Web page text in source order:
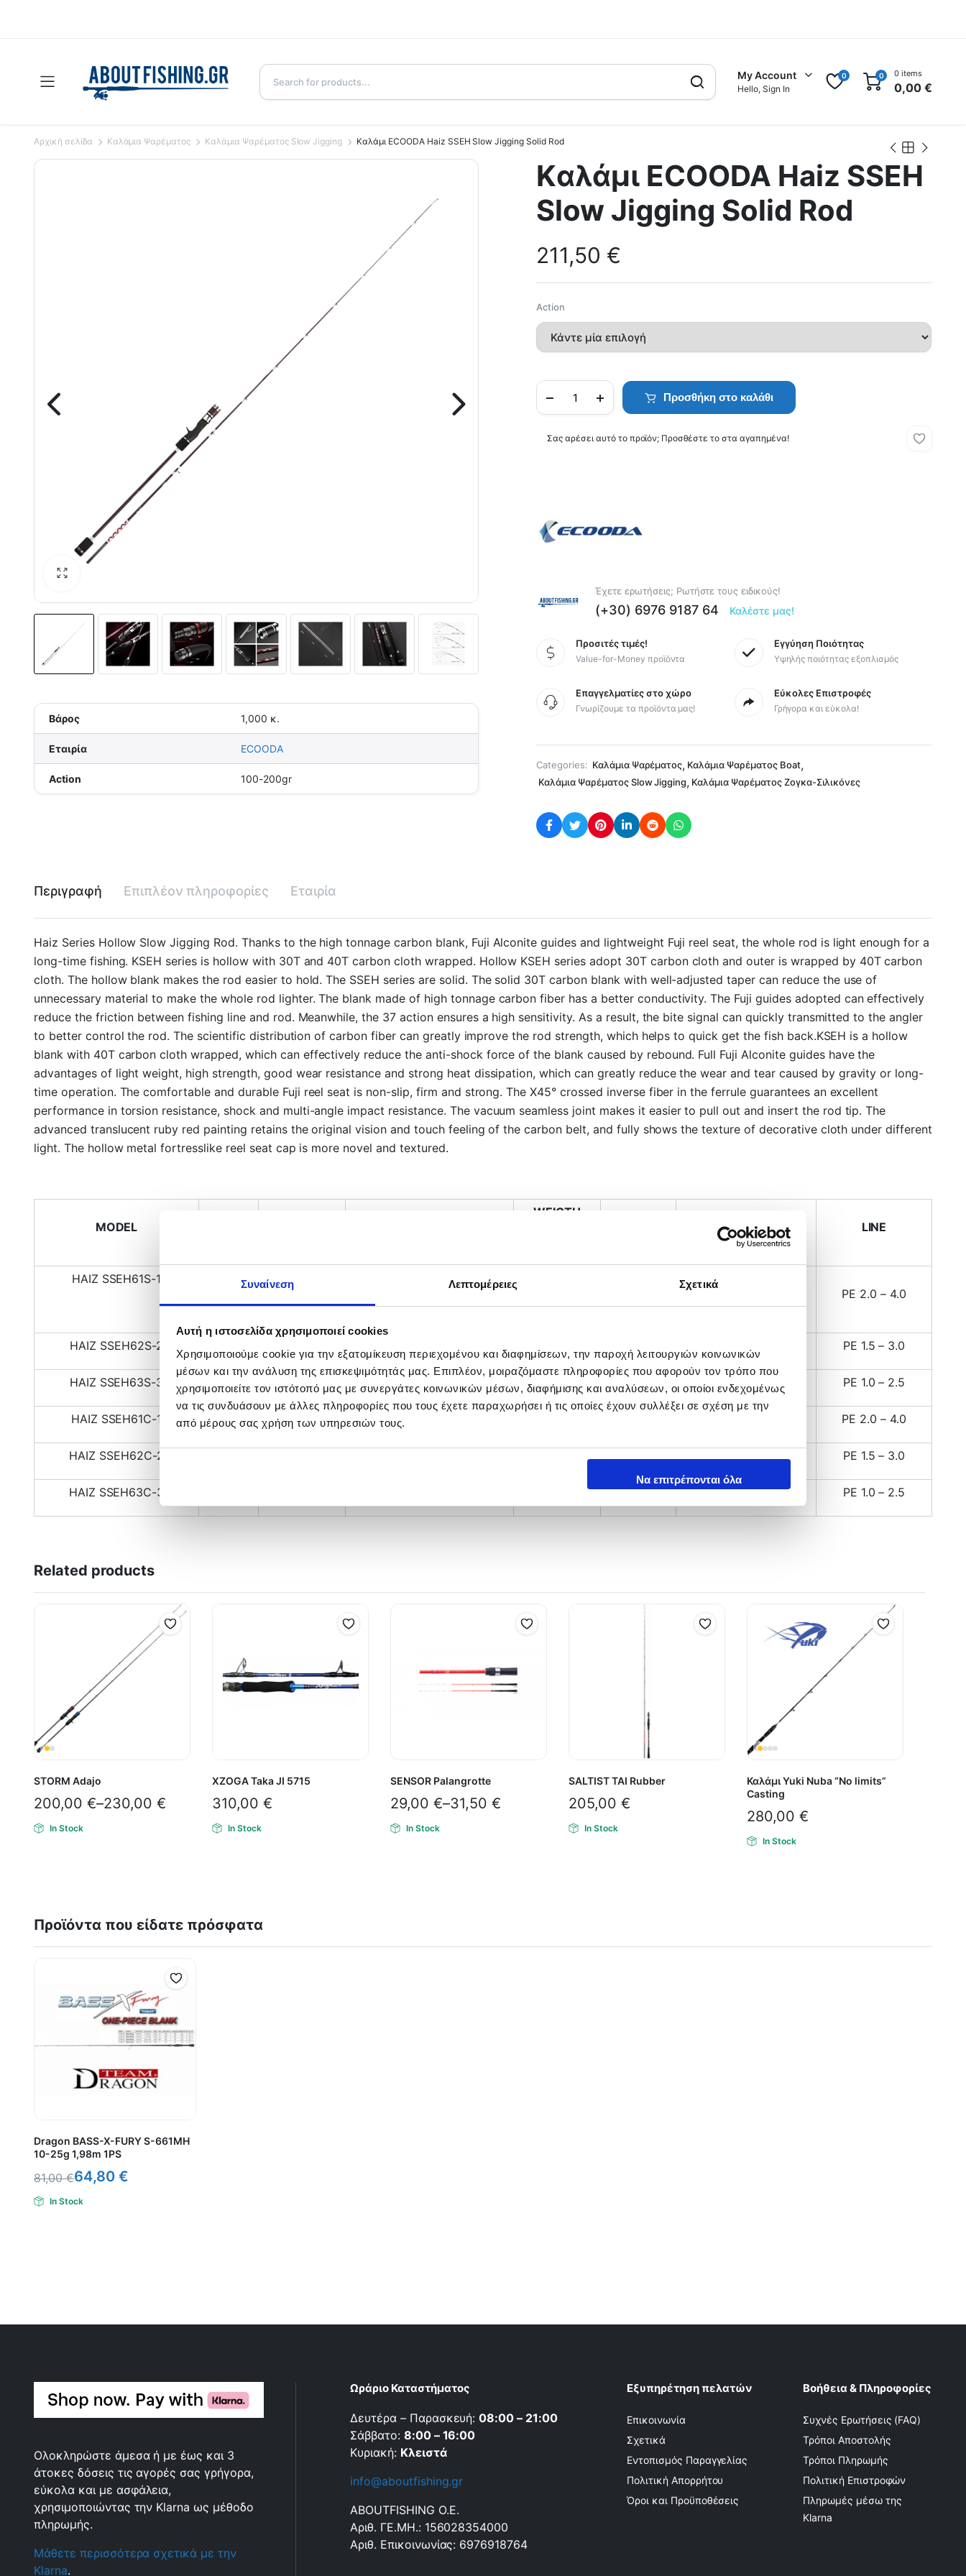
Συναίνεση Λεπτομέρειες Σχετικά
Αυτή η ιστοσελίδα χρησιμοποιεί cookies
Χρησιμοποιούμε cookie για την εξατομίκευση περιεχομένου και διαφημίσεων, την παροχή λειτουργιών κοινωνικών
μέσων και την ανάλυση της επισκεψιμότητάς μας. Επιπλέον, μοιραζόμαστε πληροφορίες που αφορούν τον τρόπο που
χρησιμοποιείτε τον ιστότοπό μας με συνεργάτες κοινωνικών μέσων, διαφήμισης και αναλύσεων, οι οποίοι ενδεχομένως
να τις συνδυάσουν με άλλες πληροφορίες που τους έχετε παραχωρήσει ή τις οποίες έχουν συλλέξει σε σχέση με την
από μέρους σας χρήση των υπηρεσιών τους.
Να επιτρέπονται όλα
My Account
Hello, Sign In
0 0 0 items
0,00€
Αρχική σελίδα Καλάμια Ψαρέματος Καλάμια Ψαρέματος Slow Jigging Kαλάμι ECOODA Haiz SSEH Slow Jigging Solid Rod
Βάρος 1,000 κ.
Εταιρία ECOODA
Action 100-200gr
Kαλάμι ECOODA Haiz SSEH
Slow Jigging Solid Rod
211,50 €
Action
Προσθήκη στο καλάθι
Σας αρέσει αυτό το προϊόν; Προσθέστε το στα αγαπημένα!
Έχετε ερωτήσεις; Ρωτήστε τους ειδικούς!
(+30) 6976 9187 64 Καλέστε μας!
Προσιτές τιμές!
Value-for-Money προϊόντα
Εγγύηση Ποιότητας
Υψηλής ποιότητας εξοπλισμός
Επαγγελματίες στο χώρο
Γνωρίζουμε τα προϊόντα μας!
Εύκολες Επιστροφές
Γρήγορα και εύκολα!
Categories: Καλάμια Ψαρέματος, Καλάμια Ψαρέματος Boat,
Καλάμια Ψαρέματος Slow Jigging, Καλάμια Ψαρέματος Ζογκα-Σιλικόνες
Περιγραφή Επιπλέον πληροφορίες Εταιρία
Haiz Series Hollow Slow Jigging Rod. Thanks to the high tonnage carbon blank, Fuji Alconite guides and lightweight Fuji reel seat, the whole rod is light enough for a
long-time fishing. KSEH series is hollow with 30T and 40T carbon cloth wrapped. Hollow KSEH series adopt 30T carbon cloth and outer is wrapped by 40T carbon
cloth. The hollow blank makes the rod easier to hold. The SSEH series are solid. The solid 30T carbon blank with well-adjusted taper can reduce the use of
unnecessary material to make the whole rod lighter. The blank made of high tonnage carbon fiber has a better conductivity. The Fuji guides adopted can effectively
reduce the friction between fishing line and rod. Meanwhile, the 37 action ensures a high sensitivity. As a result, the bite signal can quickly transmitted to the angler
to better control the rod. The scientific distribution of carbon fiber can greatly improve the rod strength, which helps to quick get the fish back.KSEH is a hollow
blank with 40T carbon cloth wrapped, which can effectively reduce the anti-shock force of the blank caused by rebound. Full Fuji Alconite guides have the
advantages of light weight, high strength, good wear resistance and strong heat dissipation, which can greatly reduce the wear and tear caused by gravity or long-
time operation. The comfortable and durable Fuji reel seat is non-slip, firm and strong. The X45° crossed inverse fiber in the ferrule guarantees an excellent
performance in torsion resistance, shock and multi-angle impact resistance. The vacuum seamless joint makes it easier to pull out and insert the rod tip. The
advanced translucent ruby red painting retains the original vision and touch feeling of the carbon belt, and fully shows the texture of decorative cloth under different
light. The hollow metal fortresslike reel seat cap is more novel and textured.
MODEL
WEIGTH
LURE WEIGHT LINE
ΗΑΙΖ SSEH61S-1
1.85 m PE 2.0 – 4.0
ΗΑΙΖ SSEH62S-2 PE 1.5 – 3.0
ΗΑΙΖ SSEH63S-3 SPIN 1.90 m 156 gr 2 pcs 40 – 120 gr PE 1.0 – 2.5
ΗΑΙΖ SSEH61C-1 CAST 1.85 m PE 2.0 – 4.0
ΗΑΙΖ SSEH62C-2 2 pcs 100 – 200 gr PE 1.5 – 3.0
ΗΑΙΖ SSEH63C-3 2 pcs 40 – 120 gr PE 1.0 – 2.5
Related products
STORM Adajo
200,00 €–230,00 €
In Stock
XZOGA Taka JI 5715
310,00 €
In Stock
SENSOR Palangrotte
29,00 €–31,50 €
In Stock
SALTIST TAI Rubber
205,00 €
In Stock
Καλάμι Yuki Nuba “No limits”
Casting
280,00 €
In Stock
Προϊόντα που είδατε πρόσφατα
Dragon BASS-X-FURY S-661MH
10-25g 1,98m 1PS
81,00€64,80 €
In Stock
Ολοκληρώστε άμεσα ή με έως και 3
άτοκες δόσεις τις αγορές σας γρήγορα,
εύκολα και με ασφάλεια,
χρησιμοποιώντας την Klarna ως μέθοδο
πληρωμής.
Μάθετε περισσότερα σχετικά με την
Klarna.
Ωράριο Καταστήματος
Δευτέρα – Παρασκευή:08:00 – 21:00
Σάββατο: 8:00 – 16:00
Κυριακή: Κλειστά
info@aboutfishing.gr
ABOUTFISHING Ο.Ε.
Αριθ. ΓΕ.ΜΗ.: 156028354000
Αριθ. Επικοινωνίας: 6976918764
Εξυπηρέτηση πελατών
Επικοινωνία
Σχετικά
Εντοπισμός Παραγγελίας
Πολιτική Απορρήτου
Όροι και Προϋποθέσεις
Βοήθεια & Πληροφορίες
Συχνές Ερωτήσεις (FAQ)
Τρόποι Αποστολής
Τρόποι Πληρωμής
Πολιτική Επιστροφών
Πληρωμές μέσω της
Klarna